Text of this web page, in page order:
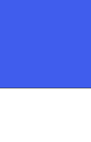
jog fenntartva!